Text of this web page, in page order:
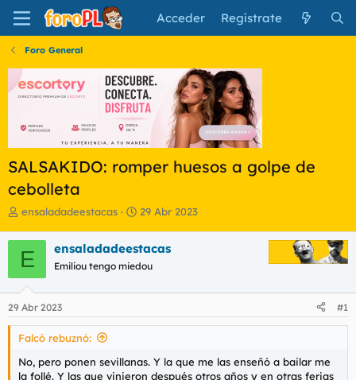
Acceder Regístrate
Foro General
SALSAKIDO: romper huesos a golpe de
cebolleta
I
i
c
i
a
d
o
r
d
l
ensaladadeestacas
F
h
a
e
n
i
29 Abr 2023
E ensaladadeestacas
Emiliou tengo miedou
29 Abr 2023 #1
Falcó rebuznó:
No, pero ponen sevillanas. Y la que me las enseñó a bailar me
la follé. Y las que vinieron después otros años y en otras ferias